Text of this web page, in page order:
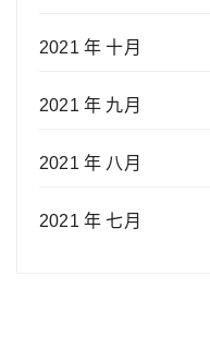
2021 年 十月
2021 年 九月
2021 年 八月
2021 年 七月